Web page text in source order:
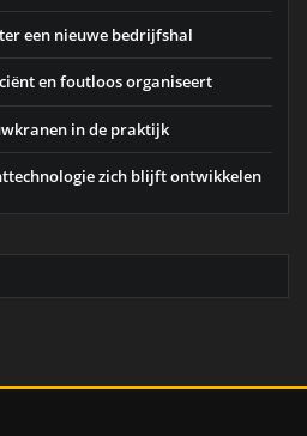
een nieuwe bedrijfshal
en foutloos organiseert
in de praktijk
zich blijft ontwikkelen